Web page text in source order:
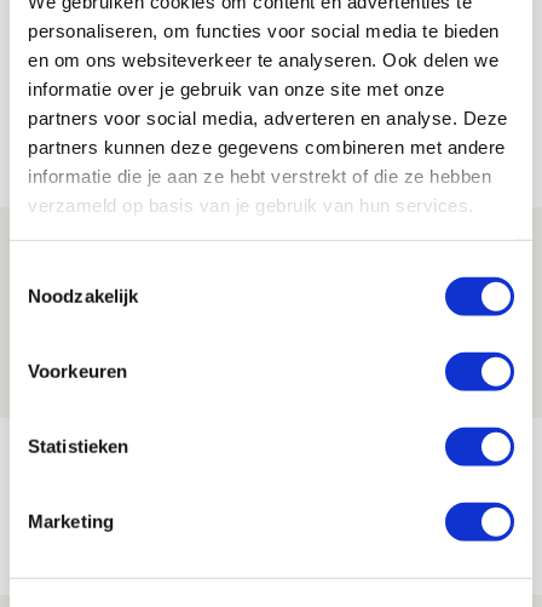
personaliseren, om functies voor social media te bieden
en om ons websiteverkeer te analyseren. Ook delen we
informatie over je gebruik van onze site met onze
partners voor social media, adverteren en analyse. Deze
partners kunnen deze gegevens combineren met andere
informatie die je aan ze hebt verstrekt of die ze hebben
verzameld op basis van je gebruik van hun services.
Noodzakelijk
Voorkeuren
Statistieken
Marketing
Zeldenrijk
Net binnen //
Reisverslag PEC-uit: geregisseerde
operatie onderweg naar
‘voetbaltempel’
BLOG
Brandt heeft veel vertrouwen in Ajax
09 AUGUSTUS 2026 - 18:14